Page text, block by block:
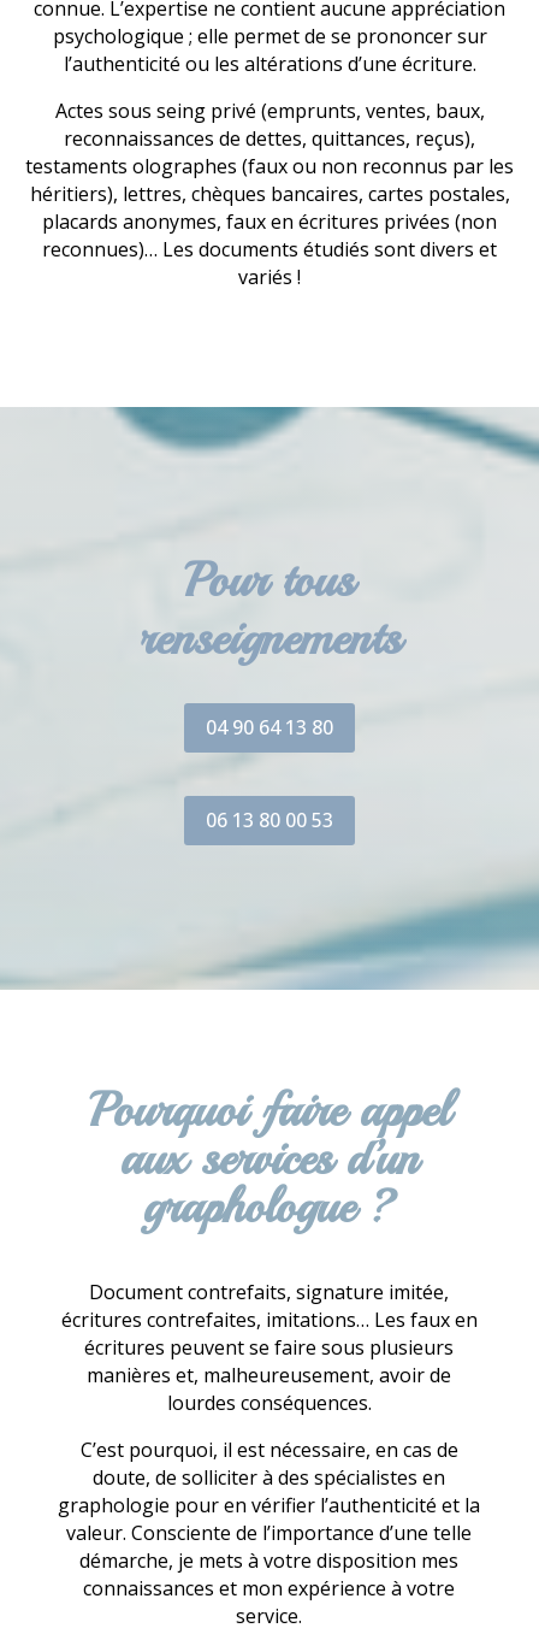
connue. L’expertise ne contient aucune appréciation
psychologique ; elle permet de se prononcer sur
l’authenticité ou les altérations d’une écriture.
Actes sous seing privé (emprunts, ventes, baux,
reconnaissances de dettes, quittances, reçus),
testaments olographes (faux ou non reconnus par les
héritiers), lettres, chèques bancaires, cartes postales,
placards anonymes, faux en écritures privées (non
reconnues)… Les documents étudiés sont divers et
variés !
Pour tous
renseignements
04 90 64 13 80
06 13 80 00 53
Pourquoi faire appel
aux services d’un
graphologue ?
Document contrefaits, signature imitée,
écritures contrefaites, imitations… Les faux en
écritures peuvent se faire sous plusieurs
manières et, malheureusement, avoir de
lourdes conséquences.
C’est pourquoi, il est nécessaire, en cas de
doute, de solliciter à des spécialistes en
graphologie pour en vérifier l’authenticité et la
valeur. Consciente de l’importance d’une telle
démarche, je mets à votre disposition mes
connaissances et mon expérience à votre
service.